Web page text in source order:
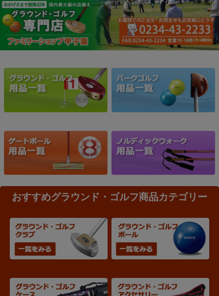
おすすめグラウンド・ゴルフ商品カテゴリー